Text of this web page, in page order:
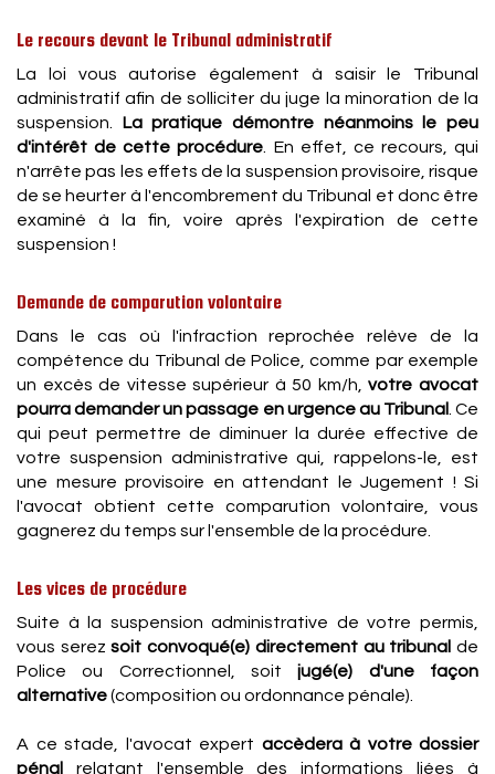
Le recours devant le Tribunal administratif
La loi vous autorise également à saisir le Tribunal
administratif afin de solliciter du juge la minoration de la
suspension. La pratique démontre néanmoins le peu
d'intérêt de cette procédure . En effet, ce recours, qui
n'arrête pas les effets de la suspension provisoire, risque
de se heurter à l'encombrement du Tribunal et donc être
examiné à la fin, voire après l'expiration de cette
suspension !
Demande de comparution volontaire
Dans le cas où l'infraction reprochée relève de la
compétence du Tribunal de Police, comme par exemple
un excès de vitesse supérieur à 50 km/h,votre avocat
pourra demander un passage en urgence au Tribunal . Ce
qui peut permettre de diminuer la durée effective de
votre suspension administrative qui, rappelons-le, est
une mesure provisoire en attendant le Jugement ! Si
l'avocat obtient cette comparution volontaire, vous
gagnerez du temps sur l'ensemble de la procédure.
Les vices de procédure
Suite à la suspension administrative de votre permis,
vous serezsoit convoqué(e) directement au tribunal de
Police ou Correctionnel, soitjugé(e) d'une façon
alternative(composition ou ordonnance pénale).
A ce stade, l'avocat expert accèdera à votre dossier
pénal
relatant l'ensemble des informations liées à